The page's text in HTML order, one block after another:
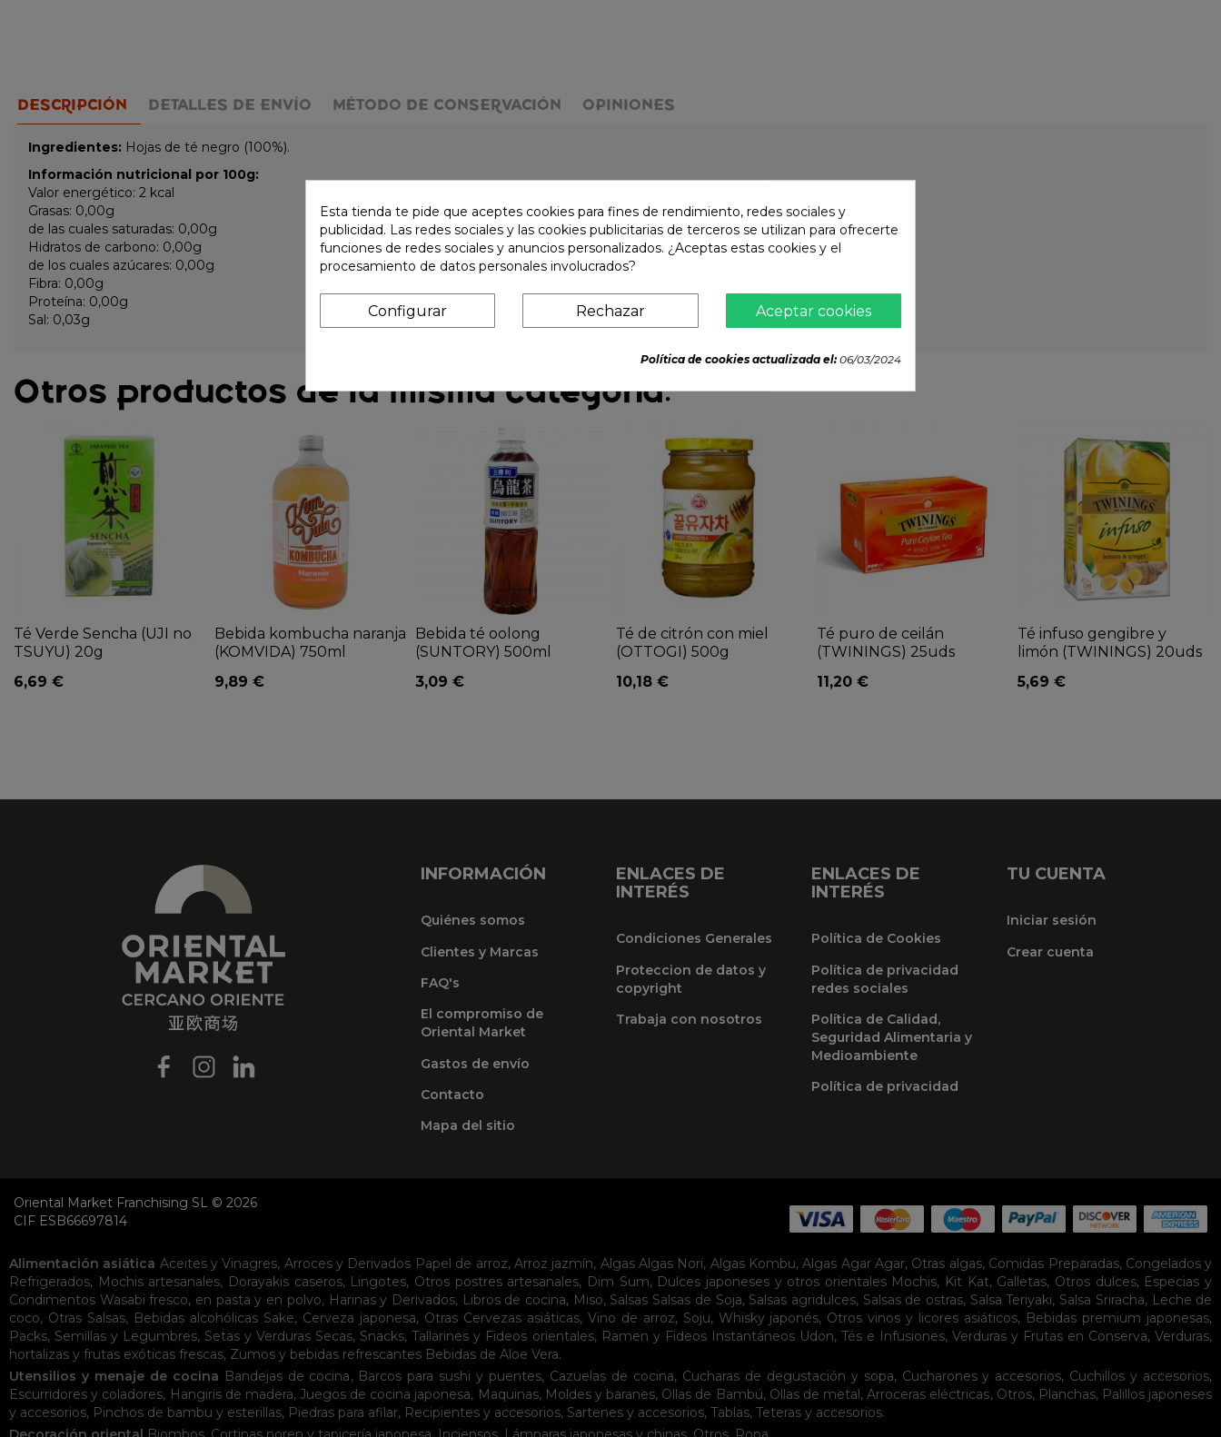
DESCRIPCIÓN DETALLES DE ENVÍO MÉTODO DE CONSERVACIÓN OPINIONES
Ingredientes: Hojas de té negro (100%).
Información nutricional por 100g:
Valor energético: 2 kcal
Grasas: 0,00g
de las cuales saturadas: 0,00g
Hidratos de carbono: 0,00g
de los cuales azúcares: 0,00g
Fibra: 0,00g
Proteína: 0,00g
Sal: 0,03g
Otros productos de la misma categoría:
Té Verde Sencha (UJI no
TSUYU) 20g
6,69 €
Bebida kombucha naranja
(KOMVIDA) 750ml
9,89 €
Bebida té oolong
(SUNTORY) 500ml
3,09 €
Té de citrón con miel
(OTTOGI) 500g
10,18 €
Té puro de ceilán
(TWININGS) 25uds
11,20 €
Té infuso gengibre y
limón (TWININGS) 20uds
5,69 €
INFORMACIÓN
Quiénes somos
Clientes y Marcas
FAQ's
El compromiso de
Oriental Market
Gastos de envío
Contacto
Mapa del sitio
ENLACES DE
INTERÉS
Condiciones Generales
Proteccion de datos y
copyright
Trabaja con nosotros
ENLACES DE
INTERÉS
Política de Cookies
Política de privacidad
redes sociales
Política de Calidad,
Seguridad Alimentaria y
Medioambiente
Política de privacidad
TU CUENTA
Iniciar sesión
Crear cuenta
Oriental Market Franchising SL © 2026
CIF ESB66697814
Alimentación asiática Aceites y Vinagres, Arroces y Derivados Papel de arroz, Arroz jazmín, Algas Algas Nori, Algas Kombu,Algas Agar Agar, Otras algas, Comidas Preparadas, Congelados y
Refrigerados, Mochis artesanales, Dorayakis caseros, Lingotes, Otros postres artesanales, Dim Sum, Dulces japoneses y otros orientales Mochis, Kit Kat, Galletas, Otros dulces, Especias y
Condimentos Wasabi fresco, en pasta y en polvo, Harinas y Derivados, Libros de cocina, Miso, Salsas Salsas de Soja, Salsas agridulces, Salsas de ostras, Salsa Teriyaki, Salsa Sriracha, Leche de
coco, Otras Salsas, Bebidas alcohólicas Sake, Cerveza japonesa, Otras Cervezas asiáticas, Vino de arroz, Soju, Whisky japonés, Otros vinos y licores asiáticos, Bebidas premium japonesas,
Packs, Semillas y Legumbres, Setas y Verduras Secas, Snacks,Tallarines y Fideos orientales, Ramen y Fideos Instantáneos Udon, Tés e Infusiones, Verduras y Frutas en Conserva,Verduras,
hortalizas y frutas exóticas frescas, Zumos y bebidas refrescantes Bebidas de Aloe Vera.
Utensilios y menaje de cocina Bandejas de cocina, Barcos para sushi y puentes, Cazuelas de cocina, Cucharas de degustación y sopa, Cucharones y accesorios, Cuchillos y accesorios,
Escurridores y coladores, Hangiris de madera, Juegos de cocina japonesa, Maquinas, Moldes y baranes, Ollas de Bambú, Ollas de metal,Arroceras eléctricas, Otros, Planchas, Palillos japoneses
y accesorios, Pinchos de bambu y esterillas, Piedras para afilar, Recipientes y accesorios, Sartenes y accesorios, Tablas, Teteras y accesorios.
Esta tienda te pide que aceptes cookies para fines de rendimiento, redes sociales y
publicidad. Las redes sociales y las cookies publicitarias de terceros se utilizan para ofrecerte
funciones de redes sociales y anuncios personalizados. ¿Aceptas estas cookies y el
procesamiento de datos personales involucrados?
Aceptar cookies
Rechazar
Configurar
Política de cookies actualizada el:06/03/2024